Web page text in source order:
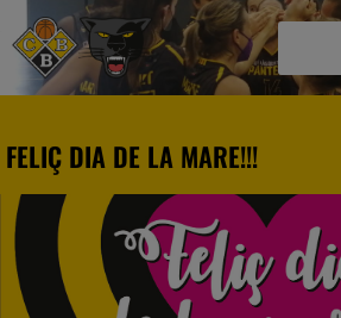
FELIÇ DIA DE LA MARE!!!